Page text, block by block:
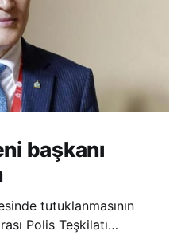
başkanı
tutuklanmasının
Polis Teşkilatı